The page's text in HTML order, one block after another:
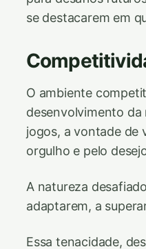
se destacarem em
O ambiente
desenvolvimento
jogos, a vontade de
orgulho e pelo
A natureza
adaptarem, a
Essa tenacidade,